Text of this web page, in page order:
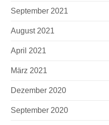
September 2021
August 2021
April 2021
März 2021
Dezember 2020
September 2020